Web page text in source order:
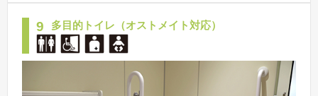
9 多目的トイレ（オストメイト対応）